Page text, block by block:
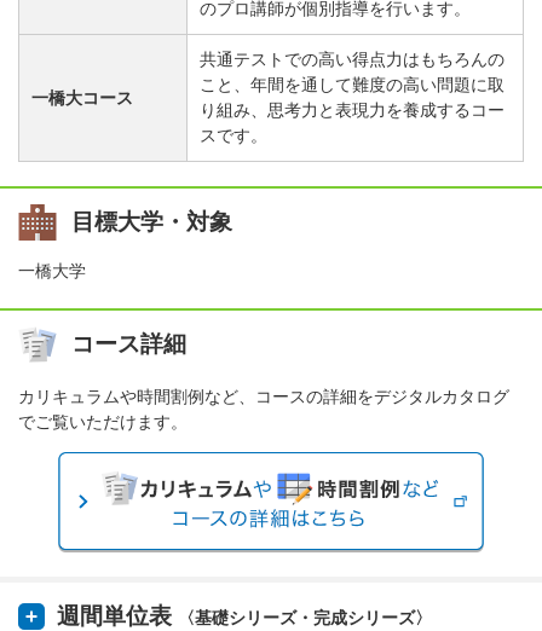
のプロ講師が個別指導を行います。
一橋大コース
共通テストでの高い得点力はもちろんの
こと、年間を通して難度の高い問題に取
り組み、思考力と表現力を養成するコー
スです。
目標大学・対象
一橋大学
コース詳細
カリキュラムや時間割例など、コースの詳細をデジタルカタログ
でご覧いただけます。
週間単位表 〈基礎シリーズ・完成シリーズ〉